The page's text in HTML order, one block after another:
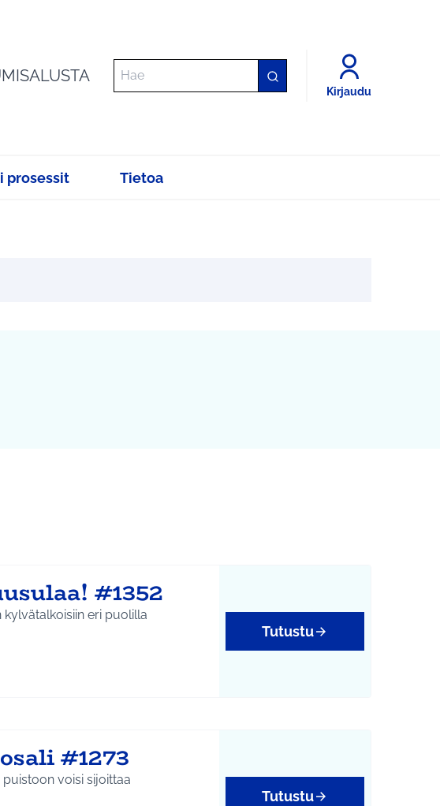
Kirjaudu
prosessit Tietoa
#1352
eri puolilla
Tutustu
#1273
puistoon voisi sijoittaa
Tutustu